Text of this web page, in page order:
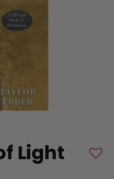
Light